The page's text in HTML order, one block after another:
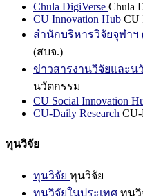
Chula DigiVerse Chula
CU Innovation Hub CU
สำนักบริหารวิจัยจุฬาฯ
(สบจ.)
ข่าวสารงานวิจัยและน
นวัตกรรม
CU Social Innovation
CU-Daily Research CU-
ทุนวิจัย
ทุนวิจัย ทุนวิจัย
ทุนวิจัยในประเทศ ทุนวิ